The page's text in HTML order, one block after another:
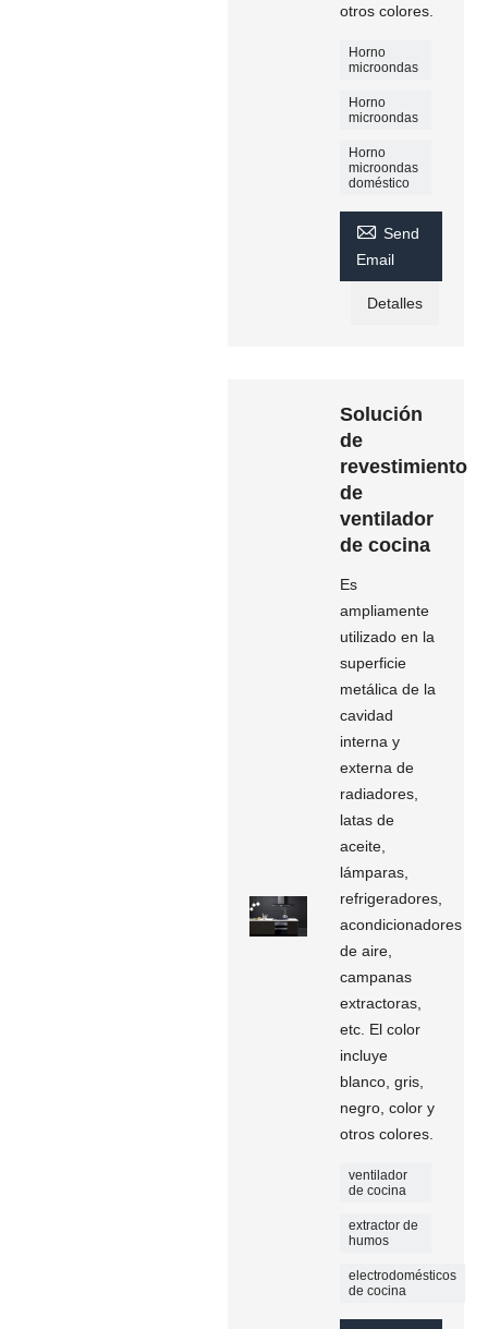
otros colores.
Horno
microondas
Horno
microondas
Horno
microondas
doméstico
 Send
Email
Detalles
Solución
de
revestimiento
de
ventilador
de cocina
Es
ampliamente
utilizado en la
superficie
metálica de la
cavidad
interna y
externa de
radiadores,
latas de
aceite,
lámparas,
refrigeradores,
acondicionadores
de aire,
campanas
extractoras,
etc. El color
incluye
blanco, gris,
negro, color y
otros colores.
ventilador
de cocina
extractor de
humos
electrodomésticos
de cocina